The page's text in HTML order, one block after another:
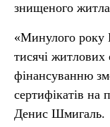
знищеного
«Минулого року
тисячі житлових
фінансуванню
сертифікатів
Денис Шмигаль.